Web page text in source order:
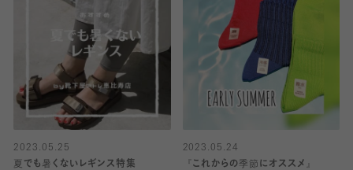
2023.05.25
夏でも暑くないレギンス特集
2023.05.24
『これからの季節にオススメ』